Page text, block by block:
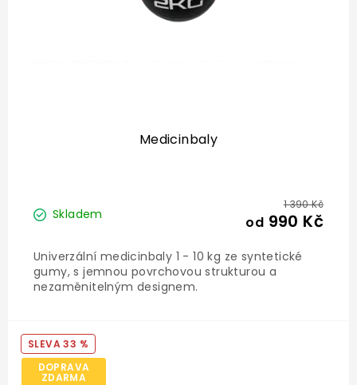
Medicinbaly
Skladem
1 390 Kč
od 990 Kč
Univerzální medicinbaly 1 - 10 kg ze syntetické
gumy, s jemnou povrchovou strukturou a
nezaměnitelným designem.
33 %
DOPRAVA
ZDARMA